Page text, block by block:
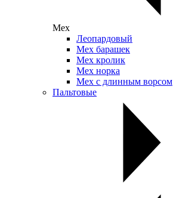
Мех
Леопардовый
Мех барашек
Мех кролик
Мех норка
Мех с длинным ворсом
Пальтовые